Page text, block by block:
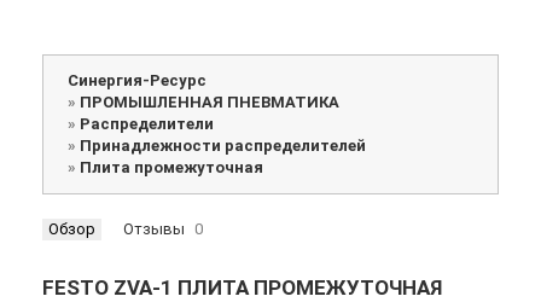
Синергия-Ресурс
» ПРОМЫШЛЕННАЯ ПНЕВМАТИКА
» Распределители
» Принадлежности распределителей
» Плита промежуточная
Обзор Отзывы 0
FESTO ZVA-1 ПЛИТА ПРОМЕЖУТОЧНАЯ